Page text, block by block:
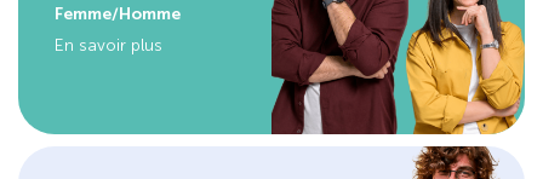
Femme/Homme
En savoir plus